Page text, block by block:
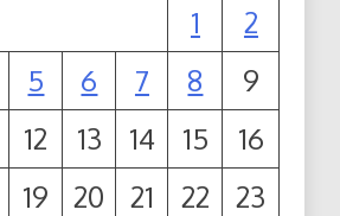
1
2
5 6 7 8
9
12 13 14 15
16
19 20 21 22
23